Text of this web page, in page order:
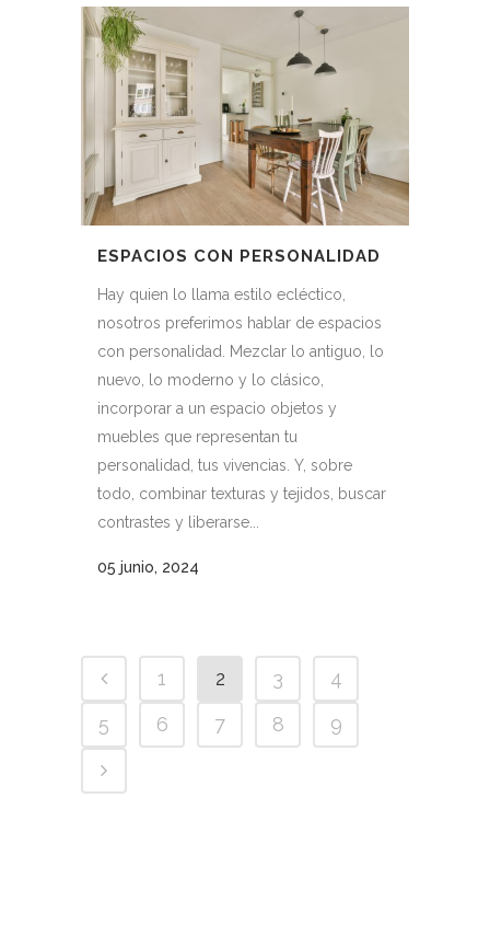
ESPACIOS CON PERSONALIDAD
Hay quien lo llama estilo ecléctico,
nosotros preferimos hablar de espacios
con personalidad. Mezclar lo antiguo, lo
nuevo, lo moderno y lo clásico,
incorporar a un espacio objetos y
muebles que representan tu
personalidad, tus vivencias. Y, sobre
todo, combinar texturas y tejidos, buscar
contrastes y liberarse...
05 junio, 2024
1 2 3
4
5
6 7 8 9